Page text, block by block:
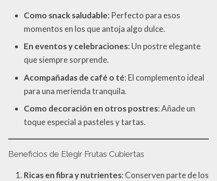
Como snack saludable: Perfecto para esos
momentos en los que antoja algo dulce.
En eventos y celebraciones: Un postre elegante
que siempre sorprende.
Acompañadas de café o té: El complemento ideal
para una merienda tranquila.
Como decoración en otros postres: Añade un
toque especial a pasteles y tartas.
Beneficios de Elegir Frutas Cubiertas
Ricas en fibra y nutrientes: Conserven parte de los